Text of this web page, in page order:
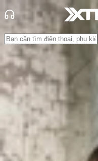
Trang chủ
Tin tức
Hỏi đáp
Tin Mới
Đánh Giá -
Thủ thuật
hàng - Sự kiện
OPPO Find